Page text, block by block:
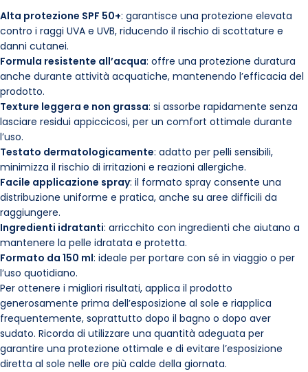
Alta protezione SPF 50+: garantisce una protezione elevata
contro i raggi UVA e UVB, riducendo il rischio di scottature e
danni cutanei.
Formula resistente all’acqua: offre una protezione duratura
anche durante attività acquatiche, mantenendo l’efficacia del
prodotto.
Texture leggera e non grassa: si assorbe rapidamente senza
lasciare residui appiccicosi, per un comfort ottimale durante
l’uso.
Testato dermatologicamente: adatto per pelli sensibili,
minimizza il rischio di irritazioni e reazioni allergiche.
Facile applicazione spray: il formato spray consente una
distribuzione uniforme e pratica, anche su aree difficili da
raggiungere.
Ingredienti idratanti: arricchito con ingredienti che aiutano a
mantenere la pelle idratata e protetta.
Formato da 150 ml: ideale per portare con sé in viaggio o per
l’uso quotidiano.
Per ottenere i migliori risultati, applica il prodotto
generosamente prima dell’esposizione al sole e riapplica
frequentemente, soprattutto dopo il bagno o dopo aver
sudato. Ricorda di utilizzare una quantità adeguata per
garantire una protezione ottimale e di evitare l’esposizione
diretta al sole nelle ore più calde della giornata.